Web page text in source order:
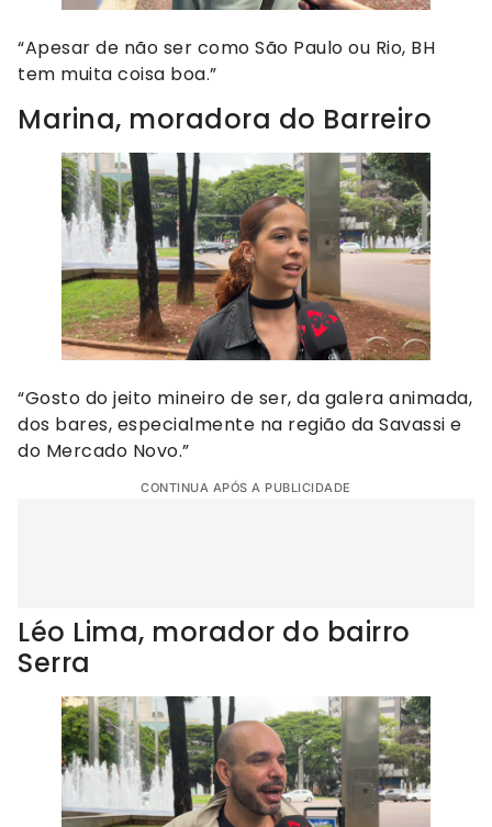
“Apesar de não ser como São Paulo ou Rio, BH
tem muita coisa boa.”
Marina, moradora do Barreiro
“Gosto do jeito mineiro de ser, da galera animada,
dos bares, especialmente na região da Savassi e
do Mercado Novo.”
CONTINUA APÓS A PUBLICIDADE
Léo Lima, morador do bairro
Serra